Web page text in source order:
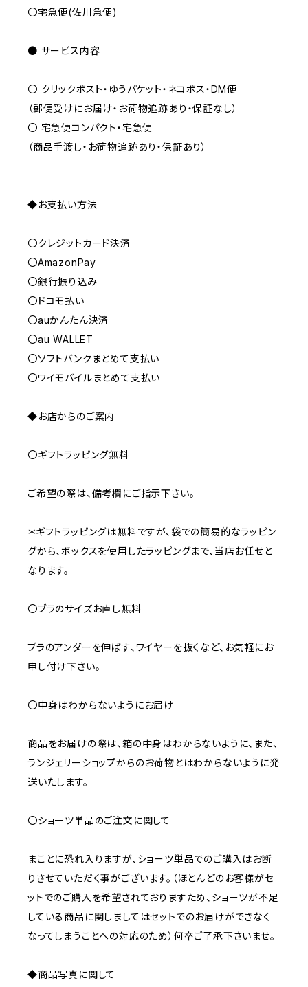
〇宅急便(佐川急便)
● サービス内容
〇 クリックポスト・ゆうパケット・ネコポス・DM便
（郵便受けにお届け・お荷物追跡あり・保証なし）
〇 宅急便コンパクト・宅急便
（商品手渡し・お荷物追跡あり・保証あり）
◆お支払い方法
〇クレジットカード決済
〇AmazonPay
〇銀行振り込み
〇ドコモ払い
〇auかんたん決済
〇au WALLET
〇ソフトバンクまとめて支払い
〇ワイモバイルまとめて支払い
◆お店からのご案内
〇ギフトラッピング無料
ご希望の際は、備考欄にご指示下さい。
＊ギフトラッピングは無料ですが、袋での簡易的なラッピン
グから、ボックスを使用したラッピングまで、当店お任せと
なります。
〇ブラのサイズお直し無料
ブラのアンダーを伸ばす、ワイヤーを抜くなど、お気軽にお
申し付け下さい。
〇中身はわからないようにお届け
商品をお届けの際は、箱の中身はわからないように、また、
ランジェリーショップからのお荷物とはわからないように発
送いたします。
〇ショーツ単品のご注文に関して
まことに恐れ入りますが、ショーツ単品でのご購入はお断
りさせていただく事がございます。（ほとんどのお客様がセ
ットでのご購入を希望されておりますため、ショーツが不足
している商品に関しましてはセットでのお届けができなく
なってしまうことへの対応のため）何卒ご了承下さいませ。
◆商品写真に関して